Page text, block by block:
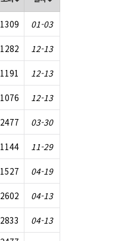
1309 01-03
1282 12-13
1191 12-13
1076 12-13
2477 03-30
1144 11-29
1527 04-19
2602 04-13
2833
04-13